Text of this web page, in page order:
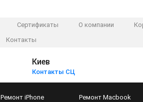
Сертификаты О компании
Контакты
Киев
Контакты СЦ
Ремонт iPhone Ремонт Macbook